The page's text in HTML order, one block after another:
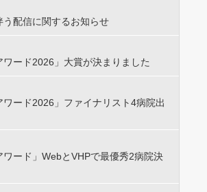
う配信に関するお知らせ
ワード2026」大賞が決まりました
ワード2026」ファイナリスト4病院出
ワード」WebとVHPで最優秀2病院決